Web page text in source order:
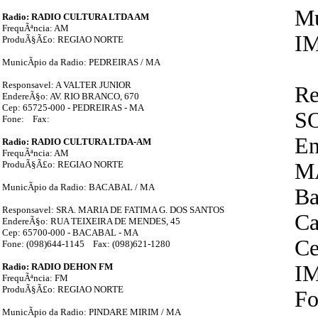
Radio: RADIO CULTURA LTDA AM
FrequÃªncia: AM
ProduÃ§Ã£o: REGIAO NORTE
MunicÃ­pio da Radio: PEDREIRAS / MA
Responsavel: A VALTER JUNIOR
EndereÃ§o: AV. RIO BRANCO, 670
Cep: 65725-000 - PEDREIRAS - MA
Fone: Fax:
Radio: RADIO CULTURA LTDA-AM
FrequÃªncia: AM
ProduÃ§Ã£o: REGIAO NORTE
MunicÃ­pio da Radio: BACABAL / MA
Responsavel: SRA. MARIA DE FATIMA G. DOS SANTOS
EndereÃ§o: RUA TEIXEIRA DE MENDES, 45
Cep: 65700-000 - BACABAL - MA
Fone: (098)644-1145 Fax: (098)621-1280
Radio: RADIO DEHON FM
FrequÃªncia: FM
ProduÃ§Ã£o: REGIAO NORTE
MunicÃ­pio da Radio: PINDARE MIRIM / MA